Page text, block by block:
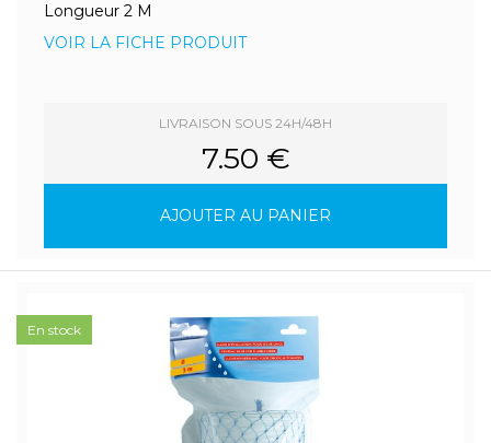
Longueur 2 M
VOIR LA FICHE PRODUIT
LIVRAISON SOUS 24H/48H
7.50 €
AJOUTER AU PANIER
En stock